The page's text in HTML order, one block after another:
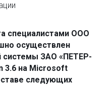
специалистами ООО
осуществлен
системы ЗАО «ПЕТЕР-
3.6 на Microsoft
следующих